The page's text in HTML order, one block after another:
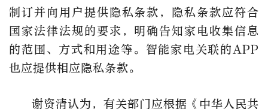
制订并向用户提供隐私条款，隐私条款应符合
国家法律法规的要求，明确告知家电收集信息
的范围、方式和用途等。智能家电关联的APP
也应提供相应隐私条款。
谢资清认为，有关部门应根据《中华人民共